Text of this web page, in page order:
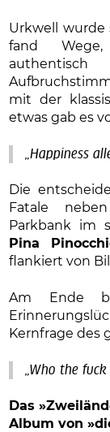
Urkwell wurde
fand Wege,
mit der
etwas gab es
„Happiness
Die
Fatale
Parkbank im
Pina
flankiert von
Am Ende
Kernfrage des
„Who the
Das
Albumvon